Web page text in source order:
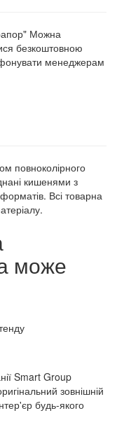
Можна
безкоштовною
менеджерам
повноколірного
кишенями з
Всі товарна
може
Smart Group
зовнішній
будь-якого